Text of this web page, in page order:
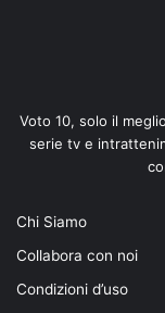
Voto 10, solo il
serie tv e
Chi Siamo
Collabora con noi
Condizioni d’uso